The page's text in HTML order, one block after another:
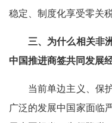
稳定、制度化享受零关税
三、为什么相关非
中国推进商签共同发展
当前单边主义、保护
广泛的发展中国家面临